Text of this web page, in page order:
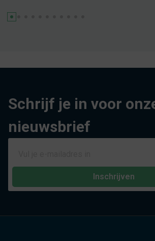
Schrijf je in voor
nieuwsbrief
Inschrijven